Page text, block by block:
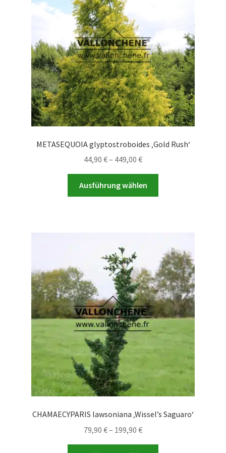
Produktseite
gewählt
werden
METASEQUOIA glyptostroboides ‚Gold Rush‘
44,90 €– 449,00 €Preisspanne:
44,90 €
bis
449,00 €
Ausführung wählen
Die
Optionen
können
auf
der
Produktseite
gewählt
werden
CHAMAECYPARIS lawsoniana ‚Wissel’s Saguaro‘
79,90 €– 199,90 €Preisspanne: